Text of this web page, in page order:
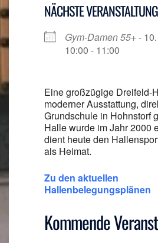
NÄCHSTE VERANSTALTUNG
Gym-Damen 55+-
10:00 - 11:00
Eine großzügige Dreifeld-
moderner Ausstattung,
Grundschule in Hohnstorf
Halle wurde im Jahr 2000
dient heute den
als Heimat.
Zu den aktuellen
Hallenbelegungsplänen
Kommende